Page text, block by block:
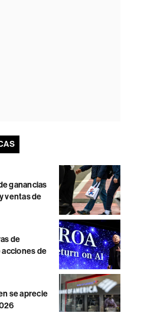
ganancias
ventas de
de
acciones de
se aprecie